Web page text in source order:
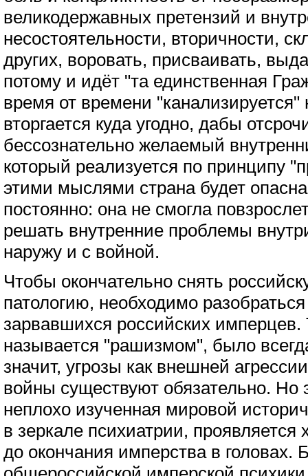
великодержавных претензий и
несостоятельности, вторичности,
других, воровать, присваивать,
потому и идёт "та единственная
время от времени
вторгается куда угодно, дабы
бессознательно желаемый
который реализуется по принципу
этими мыслями страна будет
постоянно: она не смогла
решать внутренние проблемы
наружу и с войной.
Чтобы окончательно снять
патологию, необходимо
зарвавшихся российских имперцев.
называется "рашизмом", было
значит, угрозы как внешней
войны существуют обязательно. Но
неплохо изученная мировой
в зеркале психиатрии, проявляется
до окончания имперства в головах.